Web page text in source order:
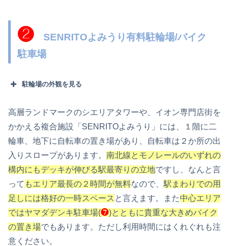
❷SENRITOよみうり有料駐輪場/バイク
駐車場
駐輪場の外観を見る
高層ランドマークのシエリアタワーや、イオン専門店街を
かかえる複合施設「SENRITOよみうり」には、１階に二
輪車、地下に自転車の置き場があり、自転車は２か所の出
入りスロープがあります。 南北線とモノレールのいずれの
構内にもデッキが伸びる駅最寄りの立地ですし、なんと言
って もエリア最長の２時間が無料なので、 駅まわりでの用
足しには格好の一時スペース と言えます。また中心エリア
ではヤマダデンキ駐車場(❼)とともに貴重な大きめバイク
の置き場でもあります。ただし利用時間にはくれぐれも注
意ください。